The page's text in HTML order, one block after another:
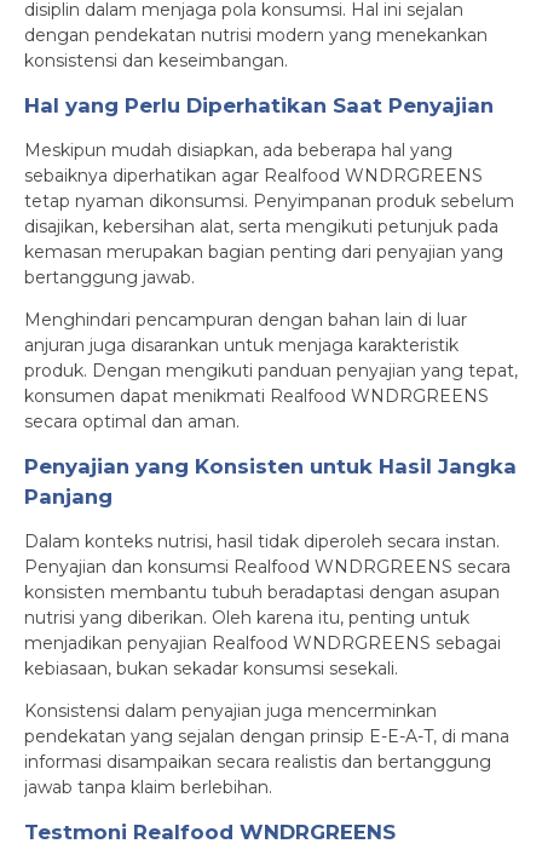
disiplin dalam menjaga pola konsumsi. Hal ini sejalan
dengan pendekatan nutrisi modern yang menekankan
konsistensi dan keseimbangan.
Hal yang Perlu Diperhatikan Saat Penyajian
Meskipun mudah disiapkan, ada beberapa hal yang
sebaiknya diperhatikan agar Realfood WNDRGREENS
tetap nyaman dikonsumsi. Penyimpanan produk sebelum
disajikan, kebersihan alat, serta mengikuti petunjuk pada
kemasan merupakan bagian penting dari penyajian yang
bertanggung jawab.
Menghindari pencampuran dengan bahan lain di luar
anjuran juga disarankan untuk menjaga karakteristik
produk. Dengan mengikuti panduan penyajian yang tepat,
konsumen dapat menikmati Realfood WNDRGREENS
secara optimal dan aman.
Penyajian yang Konsisten untuk Hasil Jangka
Panjang
Dalam konteks nutrisi, hasil tidak diperoleh secara instan.
Penyajian dan konsumsi Realfood WNDRGREENS secara
konsisten membantu tubuh beradaptasi dengan asupan
nutrisi yang diberikan. Oleh karena itu, penting untuk
menjadikan penyajian Realfood WNDRGREENS sebagai
kebiasaan, bukan sekadar konsumsi sesekali.
Konsistensi dalam penyajian juga mencerminkan
pendekatan yang sejalan dengan prinsip E-E-A-T, di mana
informasi disampaikan secara realistis dan bertanggung
jawab tanpa klaim berlebihan.
Testmoni Realfood WNDRGREENS